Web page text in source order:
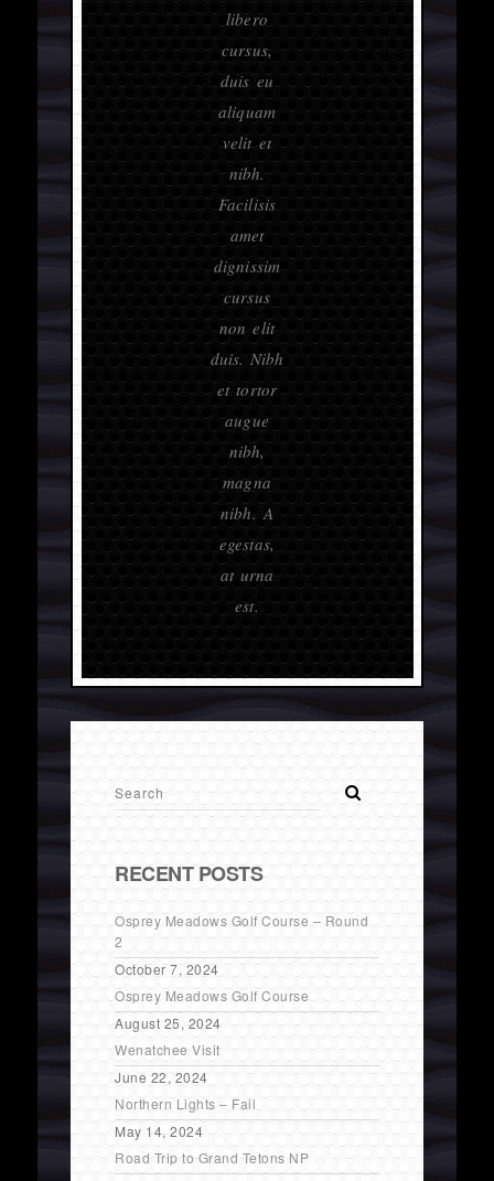
libero
cursus,
duis eu
aliquam
velit et
nibh.
Facilisis
amet
dignissim
cursus
non elit
duis. Nibh
et tortor
augue
nibh,
magna
nibh. A
egestas,
at urna
est.
RECENT POSTS
Osprey Meadows Golf Course – Round
2
October 7, 2024
Osprey Meadows Golf Course
August 25, 2024
Wenatchee Visit
June 22, 2024
Northern Lights – Fail
May 14, 2024
Road Trip to Grand Tetons NP